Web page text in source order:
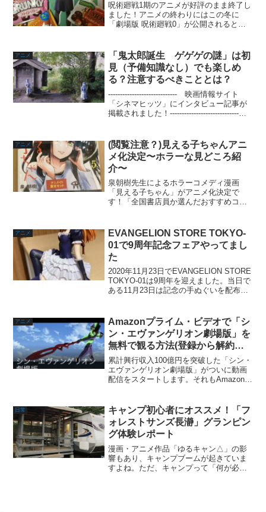
呪術廻戦1期のアニメが好評のまま終了し
ました！アニメの終わりにはこの冬に
「劇場版 呪術廻戦0」が公開されるとい
てます。この人気っぷりですと、そう遠
くない日に2期も必ず放...
アニメ
「鬼太郎誕生 ゲゲゲの謎」は初
見（予備知識なし）でも楽しめ
る？注意するべきこととは？
----------------------------- 映画情報サイト
「シネマヒッツ」にインタビュー記事が
掲載されました！-----------------------------現
アニメ
(閲覧注意？)見える子ちゃんアニ
メ化決定〜ホラーな見どころ紹
介〜
泉朝樹先生によるホラーコメディ漫画
「見える子ちゃん」がアニメ化決定で
す！「全国書店員か選んだおすすめコミ
コメディ要素はありますが、ホラー漫画
でこういうランキングにエ...
アニメ
EVANGELION STORE TOKYO-
01で9周年記念フェアやってまし
た
2020年11月23日でEVANGELION STORE
TOKYO-01は9周年を迎えました。当日で
ある11月23日は記念の手ぬぐいを配布し
先日池袋へ用事があったので...
アニメ
Amazonプライム・ビデオで「シ
ン・エヴァンゲリオン劇場版」を
無料で観る方法(登録から解約ま
で)
累計興行収入100億円を突破した「シン・
エヴァンゲリオン劇場版」がついに動画
配信をスタートします。それもAmazon
ものです。アマプラ登録者民は歓喜...
日常
キャンプ初心者にオススメ！「フ
ォレストサンズ長瀞」グランピン
グ体験レポート
漫画・アニメ作品「ゆるキャン△」の影
響もあり、キャンプブームが起きていま
すよね。ただ、キャンプって「何が必要